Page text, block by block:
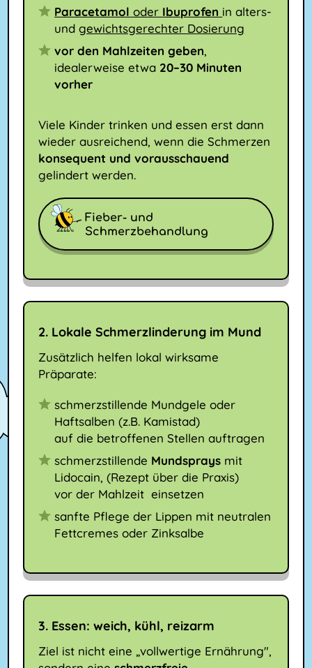
Paracetamol oder Ibuprofen in alters-
undgewichtsgerechter Dosierung
vor den Mahlzeiten geben,
idealerweise etwa 20–30 Minuten
vorher
Viele Kinder trinken und essen erst dann
wieder ausreichend, wenn die Schmerzen
konsequent und vorausschauend
gelindert werden.
Fieber- und
Schmerzbehandlung
2. Lokale Schmerzlinderung im Mund
Zusätzlich helfen lokal wirksame
Präparate:
schmerzstillende Mundgele oder
Haftsalben (z.B. Kamistad)
auf die betroffenen Stellen auftragen
schmerzstillende Mundsprays mit
Lidocain, (Rezept über die Praxis)
vor der Mahlzeit einsetzen
sanfte Pflege der Lippen mit neutralen
Fettcremes oder Zinksalbe
3. Essen: weich, kühl, reizarm
Ziel ist nicht eine „vollwertige Ernährung",